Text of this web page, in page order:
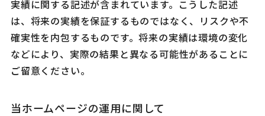
実績に関する記述が含まれています。こうした記述
は、将来の実績を保証するものではなく、リスクや不
確実性を内包するものです。将来の実績は環境の変化
などにより、実際の結果と異なる可能性があることに
ご留意ください。
当ホームページの運用に関して